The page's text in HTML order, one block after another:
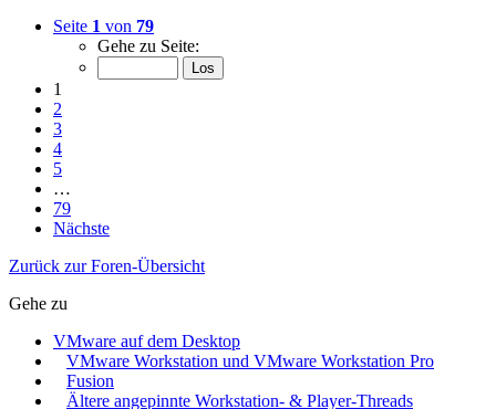
Seite 1 von 79
Gehe zu Seite:
1
2
3
4
5
…
79
Nächste
Zurück zur Foren-Übersicht
Gehe zu
VMware auf dem Desktop
VMware Workstation und VMware Workstation Pro
Fusion
Ältere angepinnte Workstation- & Player-Threads